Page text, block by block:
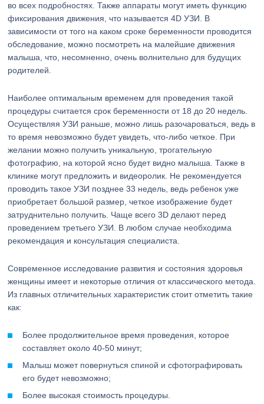
во всех подробностях. Также аппараты могут иметь функцию
фиксирования движения, что называется 4D УЗИ. В
зависимости от того на каком сроке беременности проводится
обследование, можно посмотреть на малейшие движения
малыша, что, несомненно, очень волнительно для будущих
родителей.
Наиболее оптимальным временем для проведения такой
процедуры считается срок беременности от 18 до 20 недель.
Осуществляя УЗИ раньше, можно лишь разочароваться, ведь в
то время невозможно будет увидеть, что-либо четкое. При
желании можно получить уникальную, трогательную
фотографию, на которой ясно будет видно малыша. Также в
клинике могут предложить и видеоролик. Не рекомендуется
проводить такое УЗИ позднее 33 недель, ведь ребенок уже
приобретает большой размер, четкое изображение будет
затруднительно получить. Чаще всего 3D делают перед
проведением третьего УЗИ. В любом случае необходима
рекомендация и консультация специалиста.
Современное исследование развития и состояния здоровья
женщины имеет и некоторые отличия от классического метода.
Из главных отличительных характеристик стоит отметить такие
как:
Более продолжительное время проведения, которое
составляет около 40-50 минут;
Малыш может повернуться спиной и сфотографировать
его будет невозможно;
Более высокая стоимость процедуры.